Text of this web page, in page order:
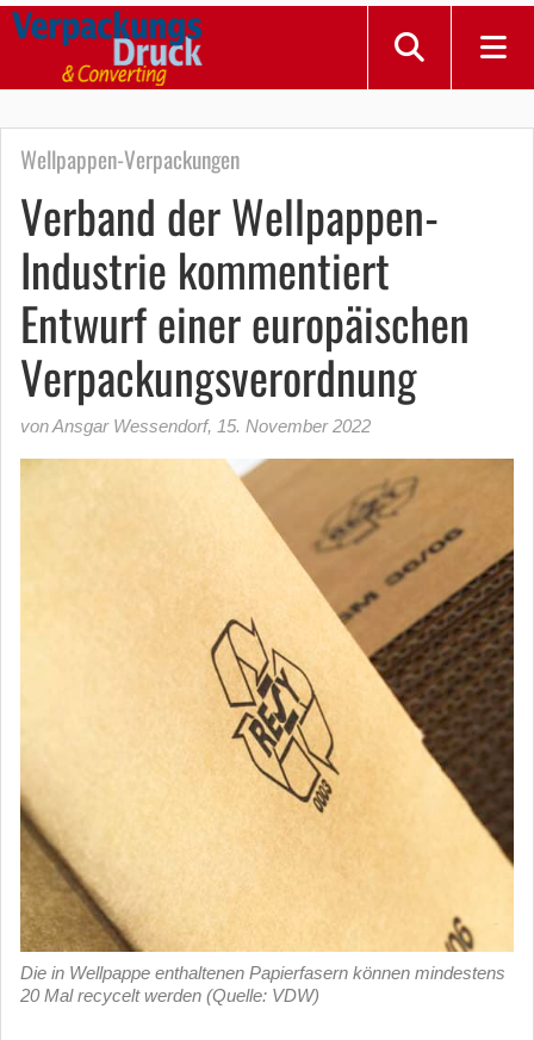
Wellpappen-Verpackungen
Verband der Wellpappen-
Industrie kommentiert
Entwurf einer europäischen
Verpackungsverordnung
von Ansgar Wessendorf, 15. November 2022
Die in Wellpappe enthaltenen Papierfasern können mindestens
20 Mal recycelt werden (Quelle: VDW)